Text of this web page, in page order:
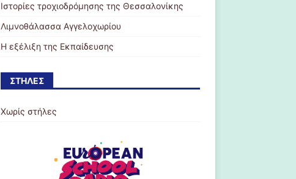
Ιστορίες τροχιοδρόμησης της Θεσσαλονίκης
Λιμνοθάλασσα Αγγελοχωρίου
Η εξέλιξη της Εκπαίδευσης
ΣΤΉΛΕΣ
Χωρίς στήλες